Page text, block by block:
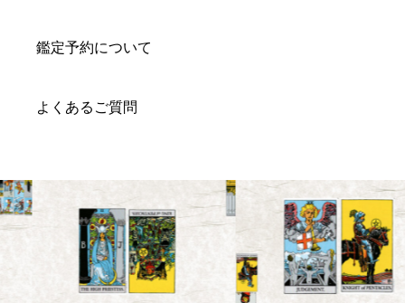
鑑定予約について
よくあるご質問